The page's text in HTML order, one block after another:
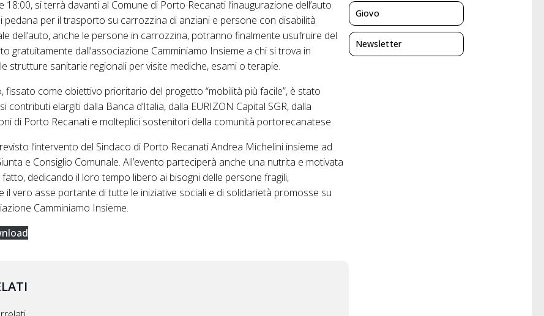
si terrà davanti al Comune di Porto Recanati l’inaugurazione dell’auto
pedana per il trasporto su carrozzina di anziani e persone con disabilità
dell’auto, anche le persone in carrozzina, potranno finalmente usufruire del
gratuitamente dall’associazione Camminiamo Insieme a chi si trova in
strutture sanitarie regionali per visite mediche, esami o terapie.
fissato come obiettivo prioritario del progetto “mobilità più facile”, è stato
contributi elargiti dalla Banca d’Italia, dalla EURIZON Capital SGR, dalla
di Porto Recanati e molteplici sostenitori della comunità portorecanatese.
l’intervento del Sindaco di Porto Recanati Andrea Michelini insieme ad
e Consiglio Comunale. All’evento parteciperà anche una nutrita e motivata
dedicando il loro tempo libero ai bisogni delle persone fragili,
il vero asse portante di tutte le iniziative sociali e di solidarietà promosse su
Camminiamo Insieme.
Giovo
Newsletter